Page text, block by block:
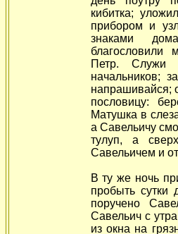
кибитка;
прибором и
знаками
Петр. Служи
начальников;
напрашивайся;
пословицу:
Матушка в
а Савельичу
тулуп, а
Савельичем и
В ту же ночь
пробыть сутки
поручено
Савельич с
из окна на